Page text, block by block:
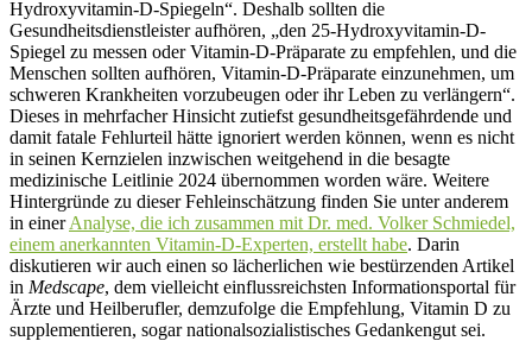
Hydroxyvitamin-D-Spiegeln“. Deshalb sollten die
Gesundheitsdienstleister aufhören, „den 25-Hydroxyvitamin-D-
Spiegel zu messen oder Vitamin-D-Präparate zu empfehlen, und die
Menschen sollten aufhören, Vitamin-D-Präparate einzunehmen, um
schweren Krankheiten vorzubeugen oder ihr Leben zu verlängern“.
Dieses in mehrfacher Hinsicht zutiefst gesundheitsgefährdende und
damit fatale Fehlurteil hätte ignoriert werden können, wenn es nicht
in seinen Kernzielen inzwischen weitgehend in die besagte
medizinische Leitlinie 2024 übernommen worden wäre. Weitere
Hintergründe zu dieser Fehleinschätzung finden Sie unter anderem
in einerAnalyse, die ich zusammen mit Dr. med. Volker Schmiedel,
einem anerkannten Vitamin-D-Experten, erstellt habe. Darin
diskutieren wir auch einen so lächerlichen wie bestürzenden Artikel
in Medscape, dem vielleicht einflussreichsten Informationsportal für
Ärzte und Heilberufler, demzufolge die Empfehlung, Vitamin D zu
supplementieren, sogar nationalsozialistisches Gedankengut sei.